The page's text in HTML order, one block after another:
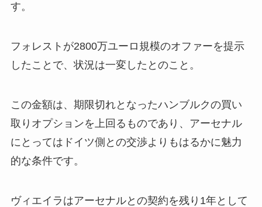
す。
フォレストが2800万ユーロ規模のオファーを提示
したことで、状況は一変したとのこと。
この金額は、期限切れとなったハンブルクの買い
取りオプションを上回るものであり、アーセナル
にとってはドイツ側との交渉よりもはるかに魅力
的な条件です。
ヴィエイラはアーセナルとの契約を残り1年として